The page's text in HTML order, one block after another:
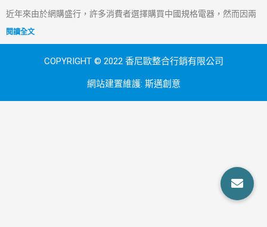
近年來由於網購盛行，許多消費者選擇購買中國規格電器，然而因兩
閱讀全文
COPYRIGHT © 2022 香尼歐整合行銷有限公司
網站建置維護: 斯邁創意